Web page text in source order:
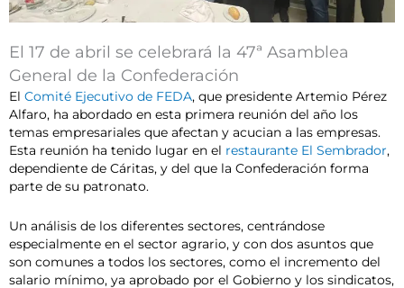
El 17 de abril se celebrará la 47ª Asamblea
General de la Confederación
El Comité Ejecutivo de FEDA, que presidente Artemio Pérez
Alfaro, ha abordado en esta primera reunión del año los
temas empresariales que afectan y acucian a las empresas.
Esta reunión ha tenido lugar en el restaurante El Sembrador,
dependiente de Cáritas, y del que la Confederación forma
parte de su patronato.
Un análisis de los diferentes sectores, centrándose
especialmente en el sector agrario, y con dos asuntos que
son comunes a todos los sectores, como el incremento del
salario mínimo, ya aprobado por el Gobierno y los sindicatos,